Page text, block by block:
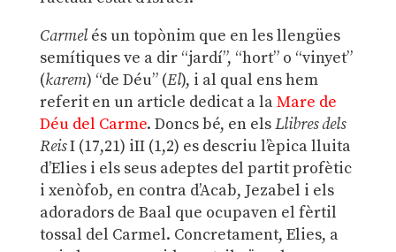
Carmelés un topònim que en les llengües
semítiques ve a dir “jardí”, “hort” o “vinyet”
(karem) “de Déu” (El), i al qual ens hem
referit en un article dedicat a laMare de
Déu del Carme. Doncs bé, en elsLlibres dels
ReisI (17,21) iII (1,2) es descriu l’èpica lluita
d’Elies i els seus adeptes del partit profètic
i xenòfob, en contra d’Acab, Jezabel i els
adoradors de Baal que ocupaven el fèrtil
tossal del Carmel. Concretament, Elies, a